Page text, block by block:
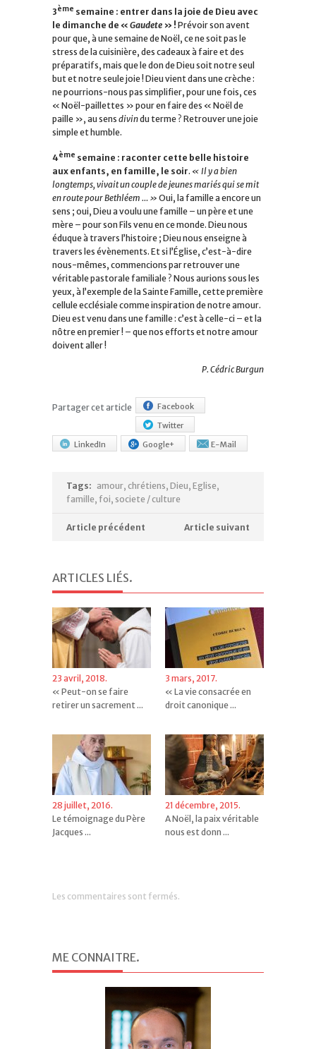
3ème semaine : entrer dans la joie de Dieu avec
le dimanche de « Gaudete » ! Prévoir son avent
pour que, à une semaine de Noël, ce ne soit pas le
stress de la cuisinière, des cadeaux à faire et des
préparatifs, mais que le don de Dieu soit notre seul
but et notre seule joie ! Dieu vient dans une crèche :
ne pourrions-nous pas simplifier, pour une fois, ces
« Noël-paillettes » pour en faire des « Noël de
paille », au sens divindu terme ? Retrouver une joie
simple et humble.
4ème semaine : raconter cette belle histoire
aux enfants, en famille, le soir. « Il y a bien
longtemps, vivait un couple de jeunes mariés qui se mit
en route pour Bethléem … » Oui, la famille a encore un
sens ; oui, Dieu a voulu une famille – un père et une
mère – pour son Fils venu en ce monde. Dieu nous
éduque à travers l’histoire ; Dieu nous enseigne à
travers les évènements. Et si l’Église, c’est-à-dire
nous-mêmes, commencions par retrouver une
véritable pastorale familiale ? Nous aurions sous les
yeux, à l’exemple de la Sainte Famille, cette première
cellule ecclésiale comme inspiration de notre amour.
Dieu est venu dans une famille : c’est à celle-ci – et la
nôtre en premier ! – que nos efforts et notre amour
doivent aller !
P. Cédric Burgun
Partager cet article
Facebook
Twitter
LinkedIn
Google+ E-Mail
Tags: amour, chrétiens, Dieu, Eglise,
famille, foi, societe / culture
Article précédent Article suivant
ARTICLES LIÉS.
23 avril, 2018.
« Peut-on se faire
retirer un sacrement ...
3 mars, 2017.
« La vie consacrée en
droit canonique ...
28 juillet, 2016.
Le témoignage du Père
Jacques ...
21 décembre, 2015.
A Noël, la paix véritable
nous est donn ...
Les commentaires sont fermés.
ME CONNAITRE.